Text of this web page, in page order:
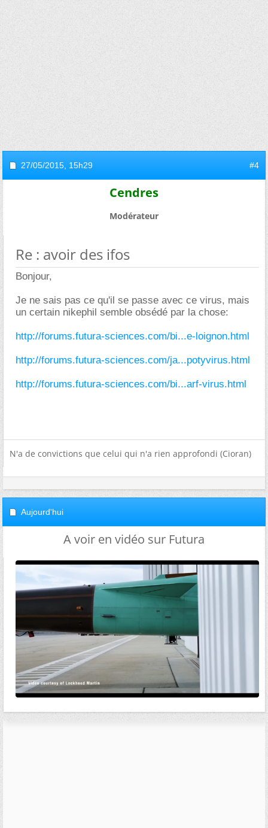
27/05/2015, 15h29 #4
Cendres
Modérateur
Re : avoir des ifos
Bonjour,
Je ne sais pas ce qu'il se passe avec ce virus, mais
un certain nikephil semble obsédé par la chose:
http://forums.futura-sciences.com/bi...e-loignon.html
http://forums.futura-sciences.com/ja...potyvirus.html
http://forums.futura-sciences.com/bi...arf-virus.html
N'a de convictions que celui qui n'a rien approfondi (Cioran)
Aujourd'hui
A voir en vidéo sur Futura